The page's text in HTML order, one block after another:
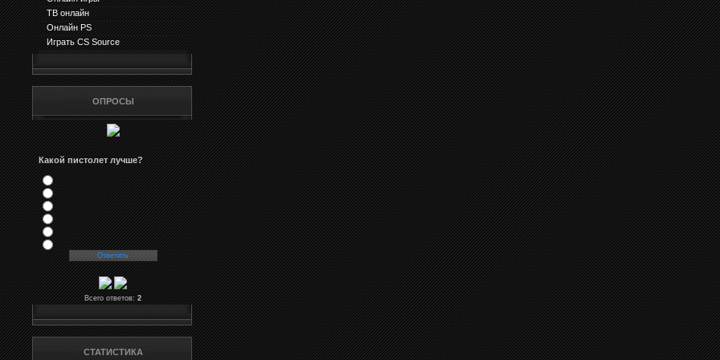
ТВ онлайн
Онлайн PS
Играть CS Source
ОПРОСЫ
Какой пистолет лучше?
Всего ответов:2
СТАТИСТИКА